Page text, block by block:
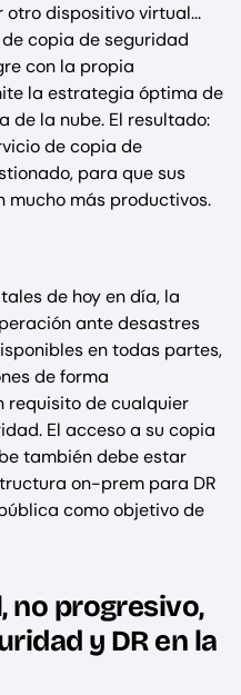
dispositivo virtual...
copia de seguridad
con la propia
la estrategia óptima de
de la nube. El resultado:
de copia de
para que sus
mucho más productivos.
de hoy en día, la
ante desastres
en todas partes,
de forma
requisito de cualquier
El acceso a su copia
también debe estar
on-prem para DR
como objetivo de
no progresivo,
y DR en la